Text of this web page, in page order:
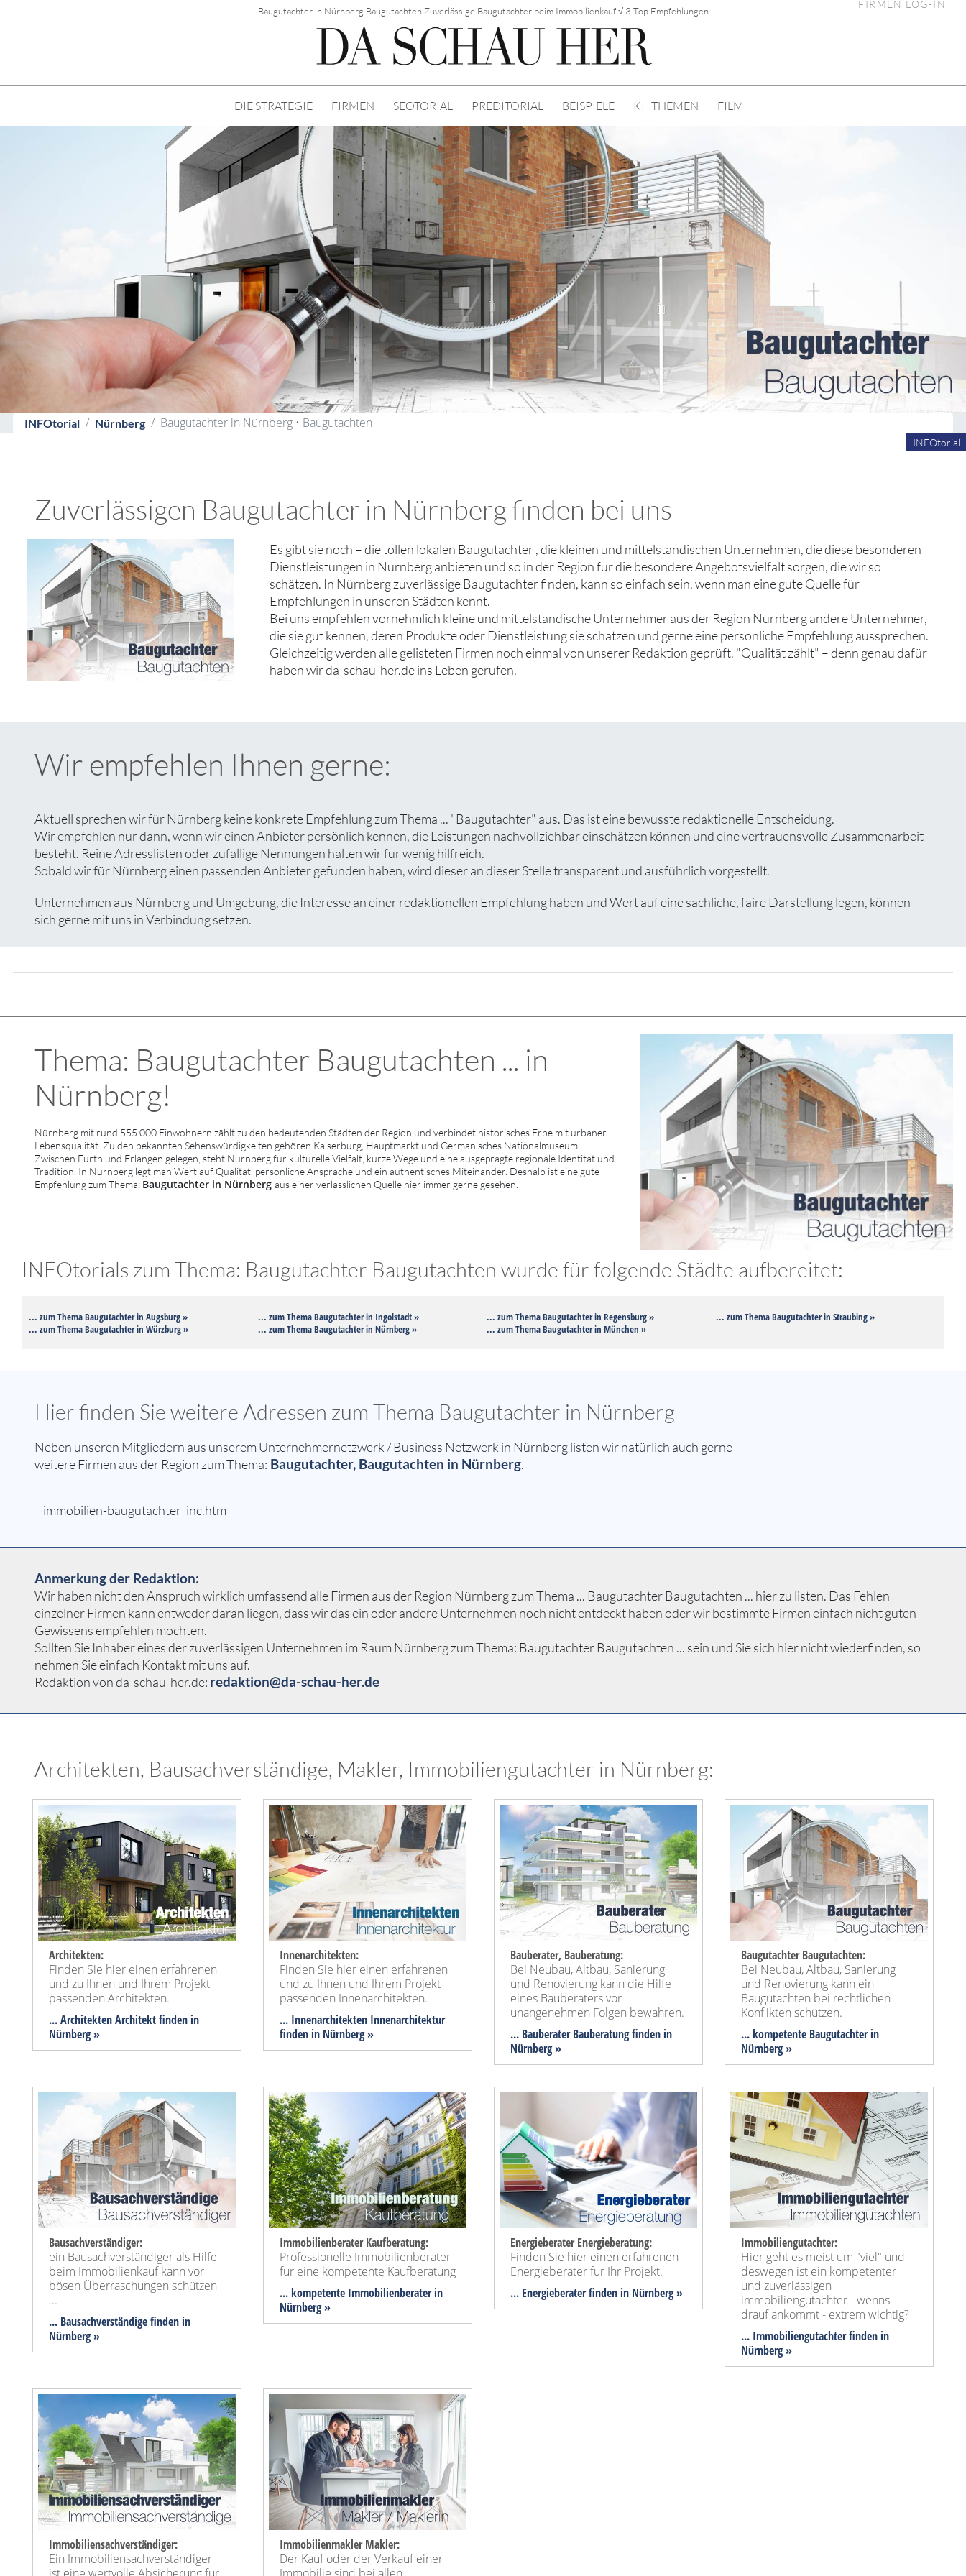
Baugutachter in Nürnberg Baugutachten Zuverlässige Baugutachter beim Immobilienkauf √ 3 Top Empfehlungen
FIRMEN LOG-IN
DIE STRATEGIE FIRMEN SEOTORIAL PREDITORIAL BEISPIELE KI−THEMEN FILM
INFOtorial Nürnberg Baugutachter in Nürnberg • Baugutachten
INFOtorial
Zuverlässigen Baugutachter in Nürnberg finden bei uns
Es gibt sie noch – die tollen lokalen Baugutachter , die kleinen und mittelständischen Unternehmen, die diese besonderen
Dienstleistungen in Nürnberg anbieten und so in der Region für die besondere Angebotsvielfalt sorgen, die wir so
schätzen. In Nürnberg zuverlässige Baugutachter finden, kann so einfach sein, wenn man eine gute Quelle für
Empfehlungen in unseren Städten kennt.
Bei uns empfehlen vornehmlich kleine und mittelständische Unternehmer aus der Region Nürnberg andere Unternehmer,
die sie gut kennen, deren Produkte oder Dienstleistung sie schätzen und gerne eine persönliche Empfehlung aussprechen.
Gleichzeitig werden alle gelisteten Firmen noch einmal von unserer Redaktion geprüft. "Qualität zählt" – denn genau dafür
haben wir da-schau-her.de ins Leben gerufen.
Wir empfehlen Ihnen gerne:
Aktuell sprechen wir für Nürnberg keine konkrete Empfehlung zum Thema ... "Baugutachter" aus. Das ist eine bewusste redaktionelle Entscheidung.
Wir empfehlen nur dann, wenn wir einen Anbieter persönlich kennen, die Leistungen nachvollziehbar einschätzen können und eine vertrauensvolle Zusammenarbeit
besteht. Reine Adresslisten oder zufällige Nennungen halten wir für wenig hilfreich.
Sobald wir für Nürnberg einen passenden Anbieter gefunden haben, wird dieser an dieser Stelle transparent und ausführlich vorgestellt.
Unternehmen aus Nürnberg und Umgebung, die Interesse an einer redaktionellen Empfehlung haben und Wert auf eine sachliche, faire Darstellung legen, können
sich gerne mit uns in Verbindung setzen.
Thema: Baugutachter Baugutachten ... in
Nürnberg!
Nürnberg mit rund 555.000 Einwohnern zählt zu den bedeutenden Städten der Region und verbindet historisches Erbe mit urbaner
Lebensqualität. Zu den bekannten Sehenswürdigkeiten gehören Kaiserburg, Hauptmarkt und Germanisches Nationalmuseum.
Zwischen Fürth und Erlangen gelegen, steht Nürnberg für kulturelle Vielfalt, kurze Wege und eine ausgeprägte regionale Identität und
Tradition. In Nürnberg legt man Wert auf Qualität, persönliche Ansprache und ein authentisches Miteinander. Deshalb ist eine gute
Empfehlung zum Thema: Baugutachter in Nürnberg aus einer verlässlichen Quelle hier immer gerne gesehen.
INFOtorials zum Thema: Baugutachter Baugutachten wurde für folgende Städte aufbereitet:
... zum Thema Baugutachter in Augsburg »
... zum Thema Baugutachter in Würzburg »
... zum Thema Baugutachter in Ingolstadt »
... zum Thema Baugutachter in Nürnberg »
... zum Thema Baugutachter in Regensburg »
... zum Thema Baugutachter in München »
... zum Thema Baugutachter in Straubing »
Hier finden Sie weitere Adressen zum Thema Baugutachter in Nürnberg
Neben unseren Mitgliedern aus unserem Unternehmernetzwerk / Business Netzwerk in Nürnberg listen wir natürlich auch gerne
weitere Firmen aus der Region zum Thema: Baugutachter, Baugutachten in Nürnberg.
immobilien-baugutachter_inc.htm
Anmerkung der Redaktion:
Wir haben nicht den Anspruch wirklich umfassend alle Firmen aus der Region Nürnberg zum Thema ... Baugutachter Baugutachten ... hier zu listen. Das Fehlen
einzelner Firmen kann entweder daran liegen, dass wir das ein oder andere Unternehmen noch nicht entdeckt haben oder wir bestimmte Firmen einfach nicht guten
Gewissens empfehlen möchten.
Sollten Sie Inhaber eines der zuverlässigen Unternehmen im Raum Nürnberg zum Thema: Baugutachter Baugutachten ... sein und Sie sich hier nicht wiederfinden, so
nehmen Sie einfach Kontakt mit uns auf.
Redaktion von da-schau-her.de: redaktion@da-schau-her.de
Architekten, Bausachverständige, Makler, Immobiliengutachter in Nürnberg:
Architekten:
Finden Sie hier einen erfahrenen
und zu Ihnen und Ihrem Projekt
passenden Architekten.
... Architekten Architekt finden in
Nürnberg »
Innenarchitekten:
Finden Sie hier einen erfahrenen
und zu Ihnen und Ihrem Projekt
passenden Innenarchitekten.
... Innenarchitekten Innenarchitektur
finden in Nürnberg »
Bauberater, Bauberatung:
Bei Neubau, Altbau, Sanierung
und Renovierung kann die Hilfe
eines Bauberaters vor
unangenehmen Folgen bewahren.
... Bauberater Bauberatung finden in
Nürnberg »
Baugutachter Baugutachten:
Bei Neubau, Altbau, Sanierung
und Renovierung kann ein
Baugutachten bei rechtlichen
Konflikten schützen.
... kompetente Baugutachter in
Nürnberg »
Bausachverständiger:
ein Bausachverständiger als Hilfe
beim Immobilienkauf kann vor
bösen Überraschungen schützen
...
... Bausachverständige finden in
Nürnberg »
Immobilienberater Kaufberatung:
Professionelle Immobilienberater
für eine kompetente Kaufberatung
... kompetente Immobilienberater in
Nürnberg »
Energieberater Energieberatung:
Finden Sie hier einen erfahrenen
Energieberater für Ihr Projekt.
... Energieberater finden in Nürnberg »
Immobiliengutachter:
Hier geht es meist um "viel" und
deswegen ist ein kompetenter
und zuverlässigen
immobiliengutachter - wenns
drauf ankommt - extrem wichtig?
... Immobiliengutachter finden in
Nürnberg »
Immobiliensachverständiger:
Ein Immobiliensachverständiger
Immobilienmakler Makler:
Der Kauf oder der Verkauf einer